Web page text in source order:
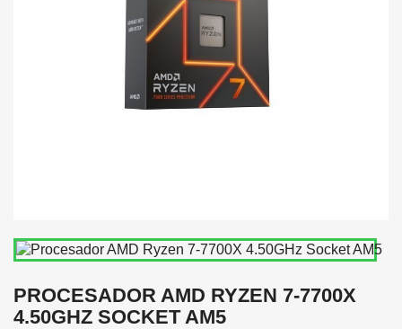
PROCESADOR AMD RYZEN 7-7700X
4.50GHZ SOCKET AM5